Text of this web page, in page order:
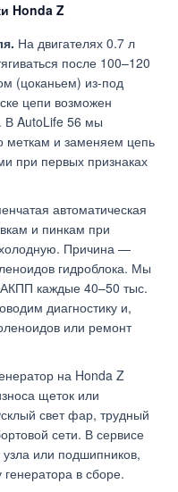
Honda Z
На двигателях 0.7 л
после 100–120
(цоканьем) из-под
цепи возможен
В AutoLife 56 мы
меткам и заменяем цепь
при первых признаках
автоматическая
и пинкам при
Причина —
гидроблока. Мы
каждые 40–50 тыс.
диагностику и,
или ремонт
на Honda Z
щеток или
свет фар, трудный
сети. В сервисе
или подшипников,
в сборе.